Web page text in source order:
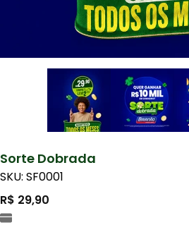
Sorte Dobrada
SKU: SF0001
R$ 29,90